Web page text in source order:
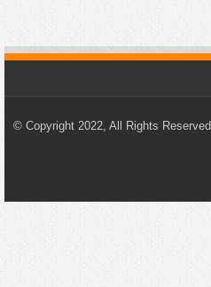
© Copyright 2022, All Rights Reserved